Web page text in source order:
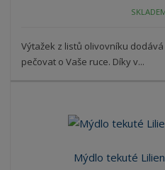
Výtažek z listů olivovníku
pečovat o Vaše ruce. Díky v...
Mýdlo tekuté